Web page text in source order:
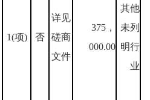
1(项) 否
详见
磋商
文件
375，
000.00
其他
未列
明行
业